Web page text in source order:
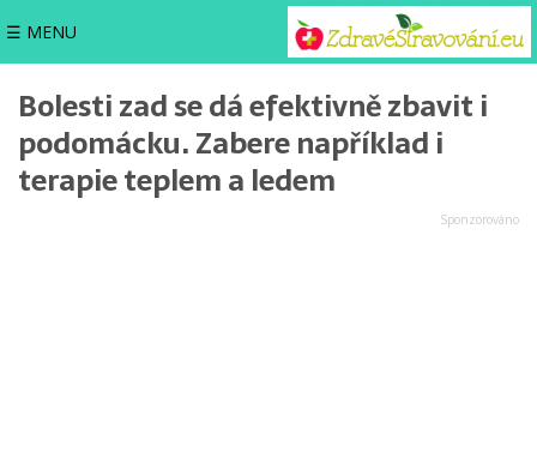
☰ MENU
Bolesti zad se dá efektivně zbavit i
podomácku. Zabere například i
terapie teplem a ledem